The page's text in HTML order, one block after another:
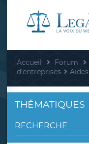
Accueil Forum
d'entreprises
Aides
THÉMATIQUES